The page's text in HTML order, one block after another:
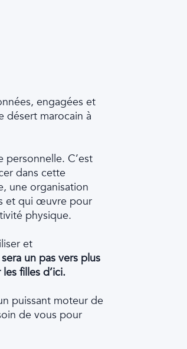
engagées et
désert marocain à
personnelle. C’est
dans cette
une organisation
et qui œuvre pour
physique.
et
un pas vers plus
filles d’ici.
puissant moteur de
de vous pour